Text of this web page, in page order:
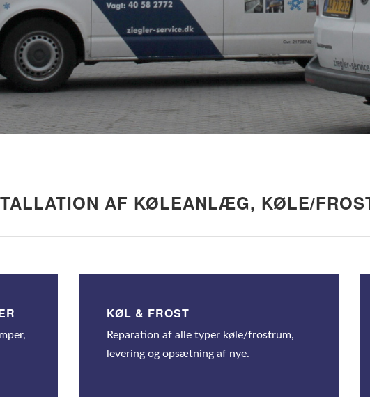
AF KØLEANLÆG, KØLE/
KØL & FROST
Reparation af alle typer køle/frostrum,
levering og opsætning af nye.